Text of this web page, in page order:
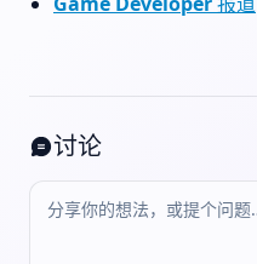
讨论